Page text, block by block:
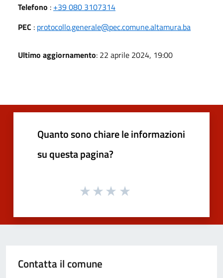
Telefono : +39 080 3107314
PEC : protocollo.generale@pec.comune.altamura.ba
Ultimo aggiornamento: 22 aprile 2024, 19:00
Quanto sono chiare le informazioni
su questa pagina?
Contatta il comune